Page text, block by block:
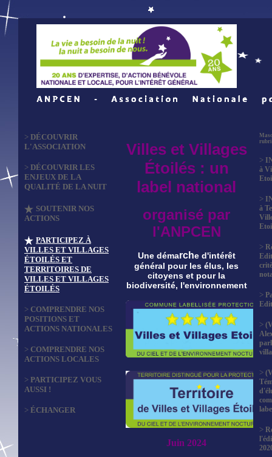
> DÉCOUVRIR
L'ASSOCIATION
> DÉCOUVRIR LES
ENJEUX DE LA
QUALITÉ DE LA NUIT
SOUTENIR NOS
ACTIONS
PARTICIPEZ À
VILLES ET VILLAGES
ÉTOILÉS ET
TERRITOIRES DE
VILLES ET VILLAGES
ÉTOILÉS
> COMPRENDRE NOS
POSITIONS ET
ACTIONS NATIONALES
> COMPRENDRE NOS
ACTIONS LOCALES
> PARTICIPEZ VOUS
AUSSI !
> ÉCHANGER
Villes et Villages
Étoilés : un
label national
organisé par
l'ANPCEN
Une démarche d'intérêt
général pour les élus, les
citoyens et pour la
biodiversité, l'environnement
Juin 2024
>
à
>
à
>
>
>
>
>